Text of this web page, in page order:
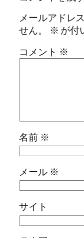
メールアドレ
せん。
※ が付
コメント ※
名前 ※
メール ※
サイト